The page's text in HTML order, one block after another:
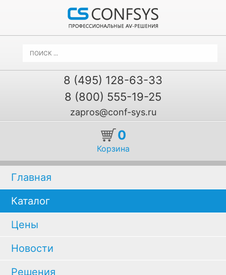
8 (495) 128-63-33
8 (800) 555-19-25
zapros@conf-sys.ru
0
Корзина
Главная
Каталог
Цены
Новости
Решения